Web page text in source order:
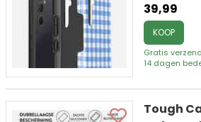
39,99
KOOP
Gratis
14 dagen
Tough